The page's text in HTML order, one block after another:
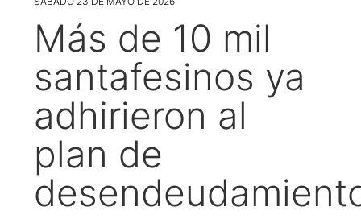
Más de 10 mil
santafesinos ya
adhirieron al
plan de